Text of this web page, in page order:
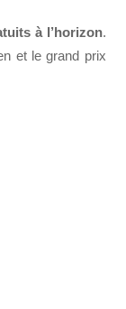
à l’horizon.
et le grand prix